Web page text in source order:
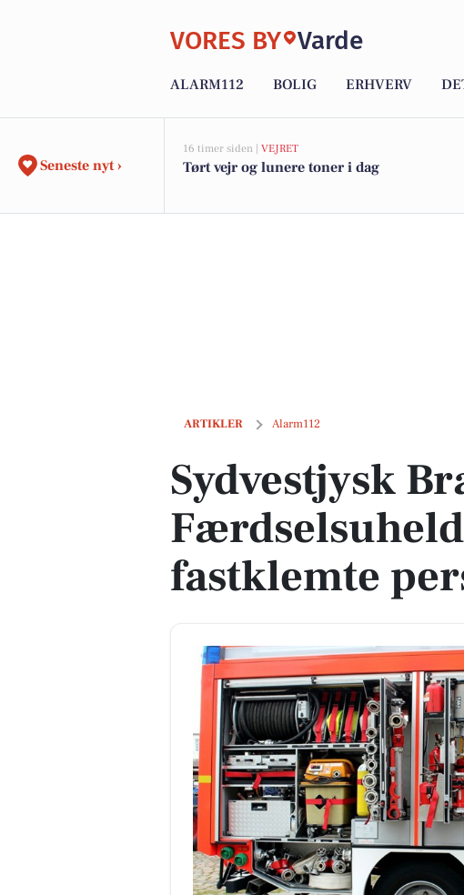
VORES BY Varde
ALARM112 BOLIG ERHVERV
Seneste nyt ›
16 timer siden | VEJRET
Tørt vejr og lunere toner i dag
ARTIKLER Alarm112
Sydvestjysk Brandvæsen: Færdselsuheld med
Sydvestjysk
fastklemte